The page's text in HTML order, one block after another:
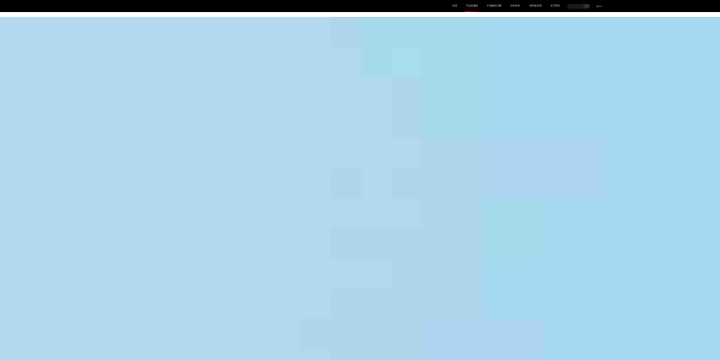
首页 产品及服务 行业解决方案 合作伙伴 投资者关系 关于我们 中EN